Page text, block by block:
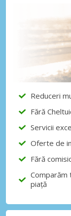
Reduceri
Fără
Servicii
Oferte de
Fără
piață